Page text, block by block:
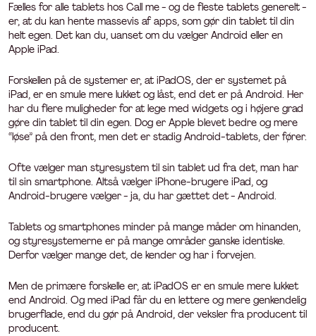
Fælles for alle tablets hos Call me - og de fleste tablets generelt -
er, at du kan hente massevis af apps, som gør din tablet til din
helt egen. Det kan du, uanset om du vælger Android eller en
Apple iPad.
Forskellen på de systemer er, at iPadOS, der er systemet på
iPad, er en smule mere lukket og låst, end det er på Android. Her
har du flere muligheder for at lege med widgets og i højere grad
gøre din tablet til din egen. Dog er Apple blevet bedre og mere
“løse” på den front, men det er stadig Android-tablets, der fører.
Ofte vælger man styresystem til sin tablet ud fra det, man har
til sin smartphone. Altså vælger iPhone-brugere iPad, og
Android-brugere vælger - ja, du har gættet det - Android.
Tablets og smartphones minder på mange måder om hinanden,
og styresystemerne er på mange områder ganske identiske.
Derfor vælger mange det, de kender og har i forvejen.
Men de primære forskelle er, at iPadOS er en smule mere lukket
end Android. Og med iPad får du en lettere og mere genkendelig
brugerflade, end du gør på Android, der veksler fra producent til
producent.